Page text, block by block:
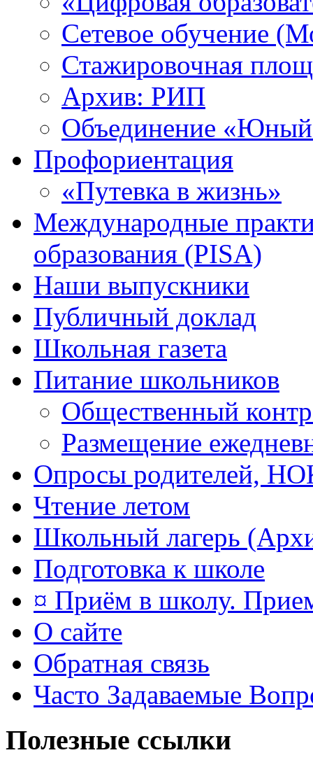
Сетевое обучение
Стажировочная
Архив: РИП
Объединение «Юный
Профориентация
«Путевка в жизнь»
Международные
образования (PISA)
Наши выпускники
Публичный доклад
Школьная газета
Питание школьников
Общественный
Размещение
Опросы родителей,
Чтение летом
Школьный лагерь
Подготовка к школе
¤ Приём в школу.
О сайте
Обратная связь
Часто Задаваемые
Полезные ссылки